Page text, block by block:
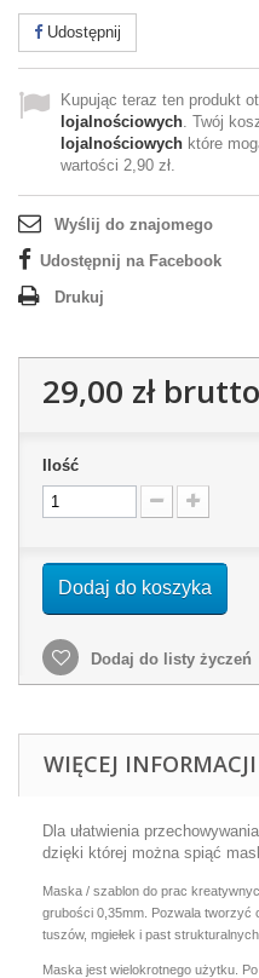
Udostępnij
Kupując teraz ten produkt
lojalnościowych. Twój
lojalnościowych które
wartości 2,90 zł.
Wyślij do znajomego
Udostępnij na Facebook
Drukuj
29,00 złbrutto
Ilość
Dodaj do koszyka
Dodaj do listy życzeń
WIĘCEJ INFORMACJI
Dla ułatwienia
dzięki której można spiąć
Maska / szablon do prac
grubości 0,35mm. Pozwala tworzyć
tuszów, mgiełek i past strukturalnych.
Maska jest wielokrotnego użytku.